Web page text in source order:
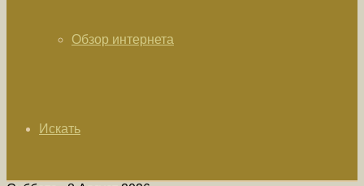
Обзор интернета
Искать